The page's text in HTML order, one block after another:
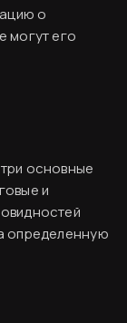
о
могут его
основные
и
определенную